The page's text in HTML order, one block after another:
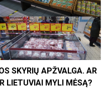
SKYRIŲ APŽVALGA. AR
LIETUVIAI MYLI MĖSĄ?